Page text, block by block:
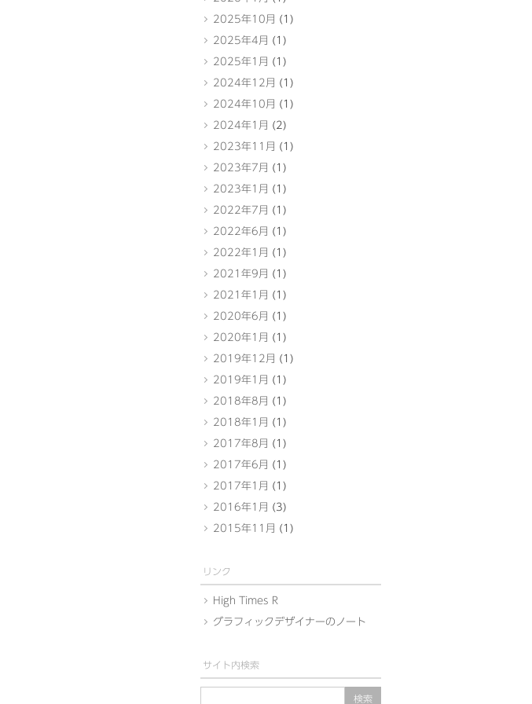
2025年10月 (1)
2025年4月 (1)
2025年1月 (1)
2024年12月 (1)
2024年10月 (1)
2024年1月 (2)
2023年11月 (1)
2023年7月 (1)
2023年1月 (1)
2022年7月 (1)
2022年6月 (1)
2022年1月 (1)
2021年9月 (1)
2021年1月 (1)
2020年6月 (1)
2020年1月 (1)
2019年12月 (1)
2019年1月 (1)
2018年8月 (1)
2018年1月 (1)
2017年8月 (1)
2017年6月 (1)
2017年1月 (1)
2016年1月 (3)
2015年11月 (1)
リンク
High Times R
グラフィックデザイナーのノート
サイト内検索